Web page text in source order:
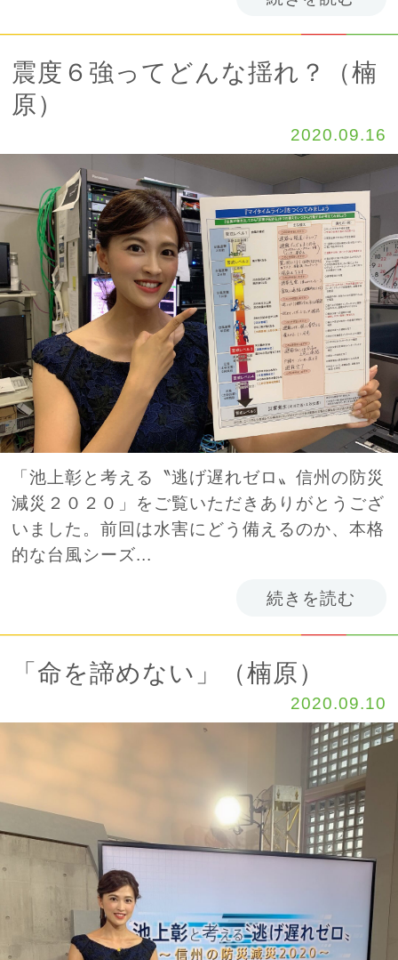
震度６強ってどんな揺れ？（楠
原）
2020.09.16
「池上彰と考える〝逃げ遅れゼロ〟信州の防災
減災２０２０」をご覧いただきありがとうござ
いました。前回は水害にどう備えるのか、本格
的な台風シーズ...
続きを読む
「命を諦めない」（楠原）
2020.09.10